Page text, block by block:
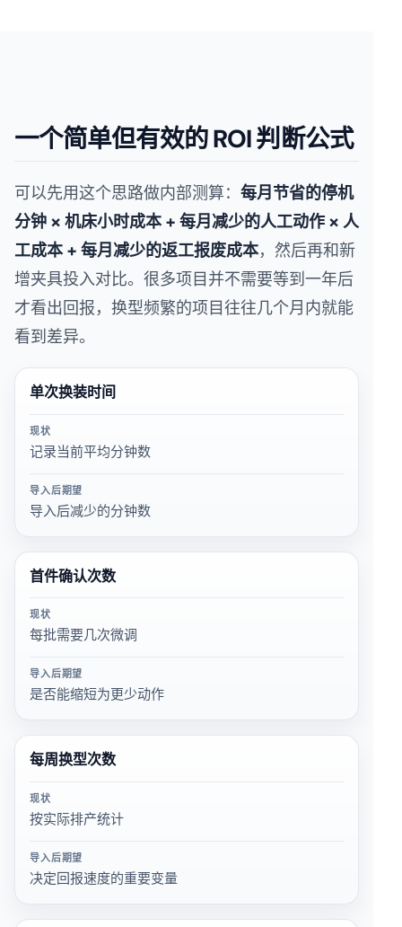
一个简单但有效的 ROI 判断公式
可以先用这个思路做内部测算： 每月节省的停机
分钟 × 机床小时成本 + 每月减少的人工动作 × 人
工成本 + 每月减少的返工报废成本，然后再和新
增夹具投入对比。很多项目并不需要等到一年后
才看出回报，换型频繁的项目往往几个月内就能
看到差异。
单次换装时间
现状
记录当前平均分钟数
导入后期望
导入后减少的分钟数
首件确认次数
现状
每批需要几次微调
导入后期望
是否能缩短为更少动作
每周换型次数
现状
按实际排产统计
导入后期望
决定回报速度的重要变量